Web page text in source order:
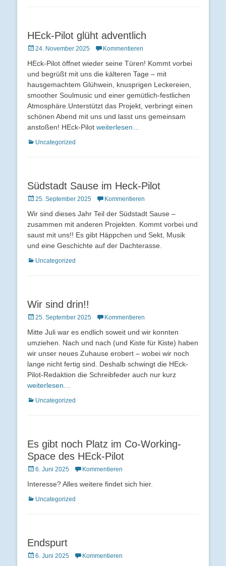
HEck-Pilot glüht adventlich
Veröffentlicht
24. November 2025 Kommentieren
HEck-Pilot öffnet wieder seine Türen! Kommt vorbei
und begrüßt mit uns die kälteren Tage – mit
hausgemachtem Glühwein, knusprigen Leckereien,
smoother Soulmusic und einer gemütlich-festlichen
Atmosphäre.Unterstützt das Projekt, verbringt einen
schönen Abend mit uns und lasst uns gemeinsam
anstoßen! HEck-Pilot weiterlesen…
Kategorien
Uncategorized
Südstadt Sause im Heck-Pilot
Veröffentlicht
25. September 2025 Kommentieren
Wir sind dieses Jahr Teil der Südstadt Sause –
zusammen mit anderen Projekten. Kommt vorbei und
saust mit uns!! Es gibt Häppchen und Sekt, Musik
und eine Geschichte auf der Dachterasse.
Kategorien
Uncategorized
Wir sind drin!!
Veröffentlicht
25. September 2025 Kommentieren
Mitte Juli war es endlich soweit und wir konnten
umziehen. Nach und nach (und Kiste für Kiste) haben
wir unser neues Zuhause erobert – wobei wir noch
lange nicht fertig sind. Deshalb schwingt die HEck-
Pilot-Redaktion die Schreibfeder auch nur kurz
weiterlesen…
Kategorien
Uncategorized
Es gibt noch Platz im Co-Working-
Space des HEck-Pilot
Veröffentlicht
6. Juni 2025 Kommentieren
Interesse? Alles weitere findet sich hier.
Kategorien
Uncategorized
Endspurt
Veröffentlicht
6. Juni 2025 Kommentieren